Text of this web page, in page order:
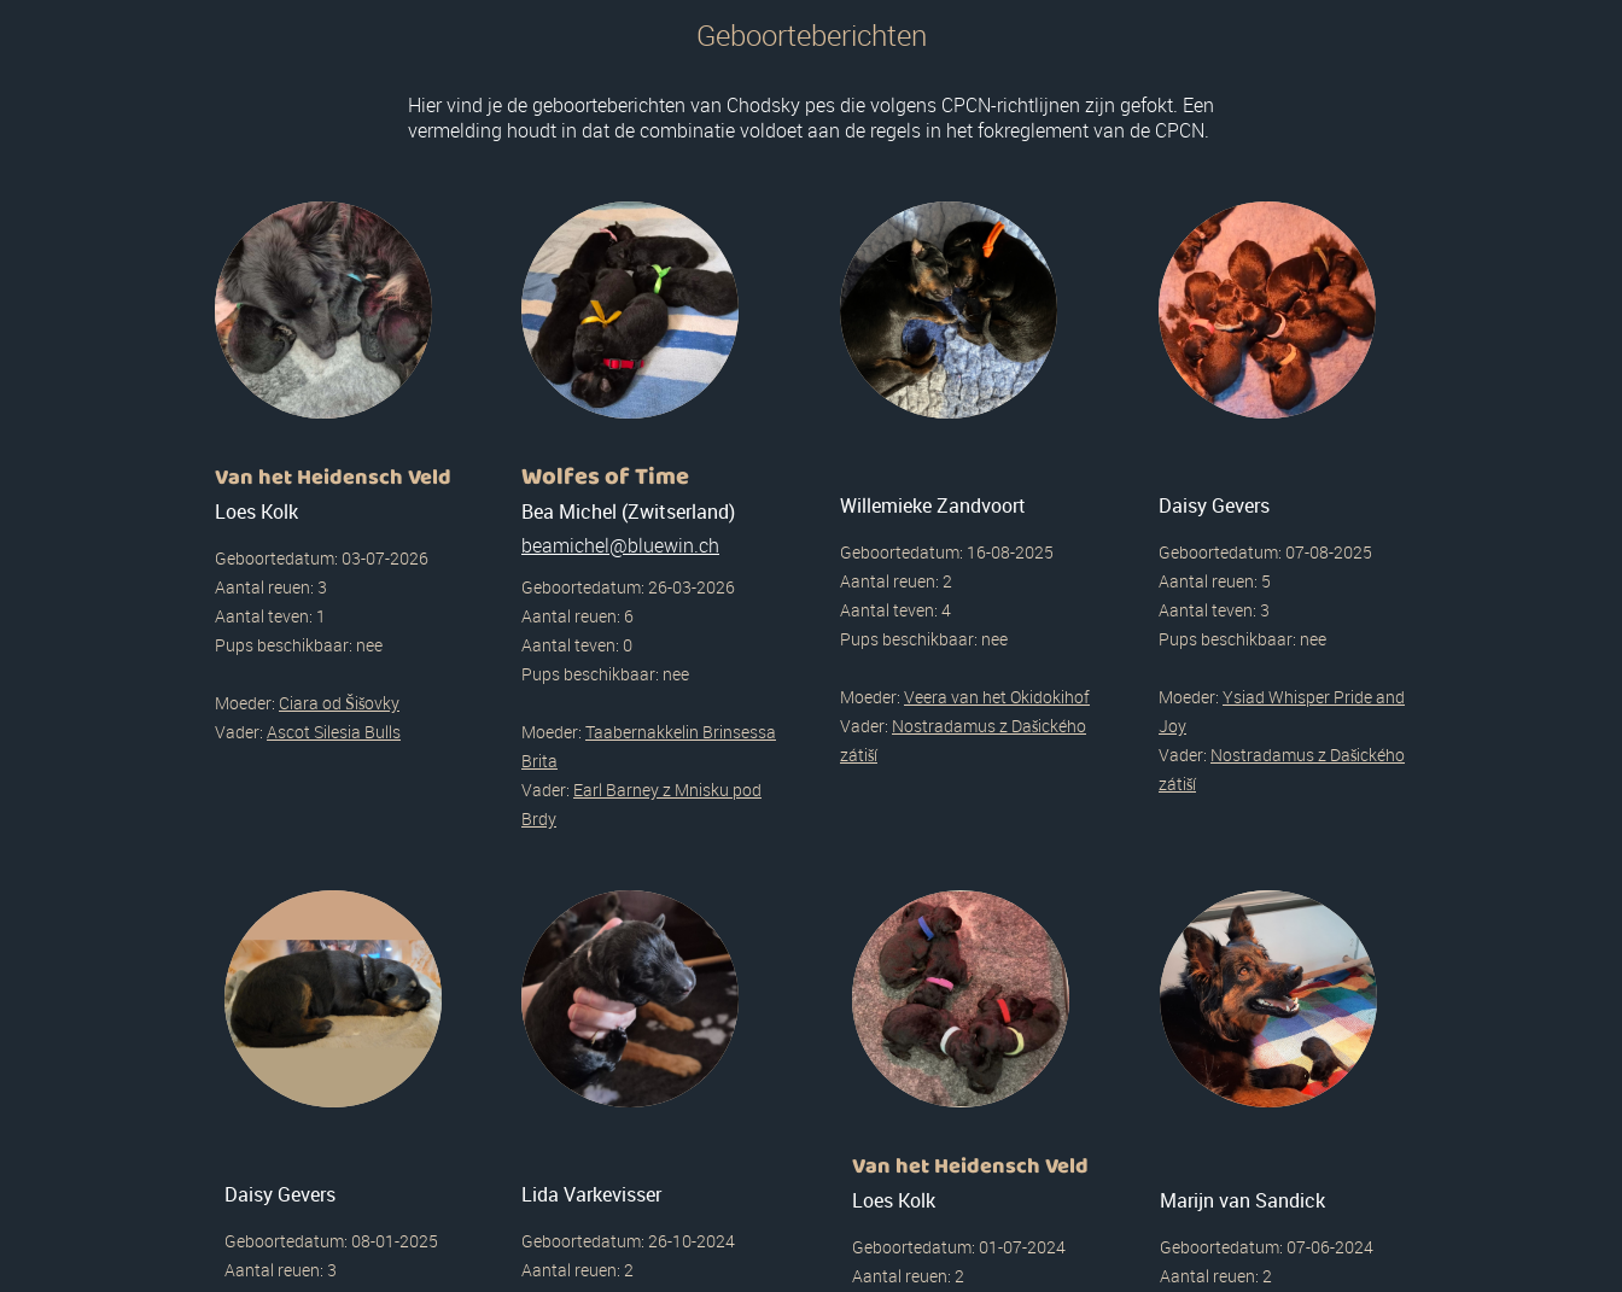
Geboorteberichten
Hier vind je de geboorteberichten van Chodsky pes die volgens CPCN-richtlijnen zijn gefokt. Een
vermelding houdt in dat de combinatie voldoet aan de regels in het fokreglement van de CPCN.
Van het Heidensch Veld
Loes Kolk
Geboortedatum: 03-07-2026
Aantal reuen: 3
Aantal teven: 1
Pups beschikbaar: nee
Moeder: Ciara od Šišovky
Vader: Ascot Silesia Bulls
Wolfes of Time
Bea Michel (Zwitserland)
beamichel@bluewin.ch
Geboortedatum: 26-03-2026
Aantal reuen: 6
Aantal teven: 0
Pups beschikbaar: nee
Moeder: Taabernakkelin Brinsessa
Brita
Vader: Earl Barney z Mnisku pod
Brdy
Willemieke Zandvoort
Geboortedatum: 16-08-2025
Aantal reuen: 2
Aantal teven: 4
Pups beschikbaar: nee
Moeder: Veera van het Okidokihof
Vader: Nostradamus z Dašického
zátiší
Daisy Gevers
Geboortedatum: 07-08-2025
Aantal reuen: 5
Aantal teven: 3
Pups beschikbaar: nee
Moeder: Ysiad Whisper Pride and
Joy
Vader: Nostradamus z Dašického
zátiší
Daisy Gevers
Geboortedatum: 08-01-2025
Aantal reuen: 3
Lida Varkevisser
Geboortedatum: 26-10-2024
Aantal reuen: 2
Van het Heidensch Veld
Loes Kolk
Geboortedatum: 01-07-2024
Aantal reuen: 2
Marijn van Sandick
Geboortedatum: 07-06-2024
Aantal reuen: 2